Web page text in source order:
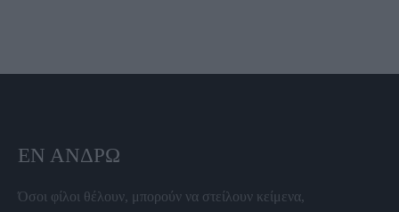
ΕΝ ΆΝΔΡΩ
Όσοι φίλοι θέλουν, μπορούν να στείλουν κείμενα,